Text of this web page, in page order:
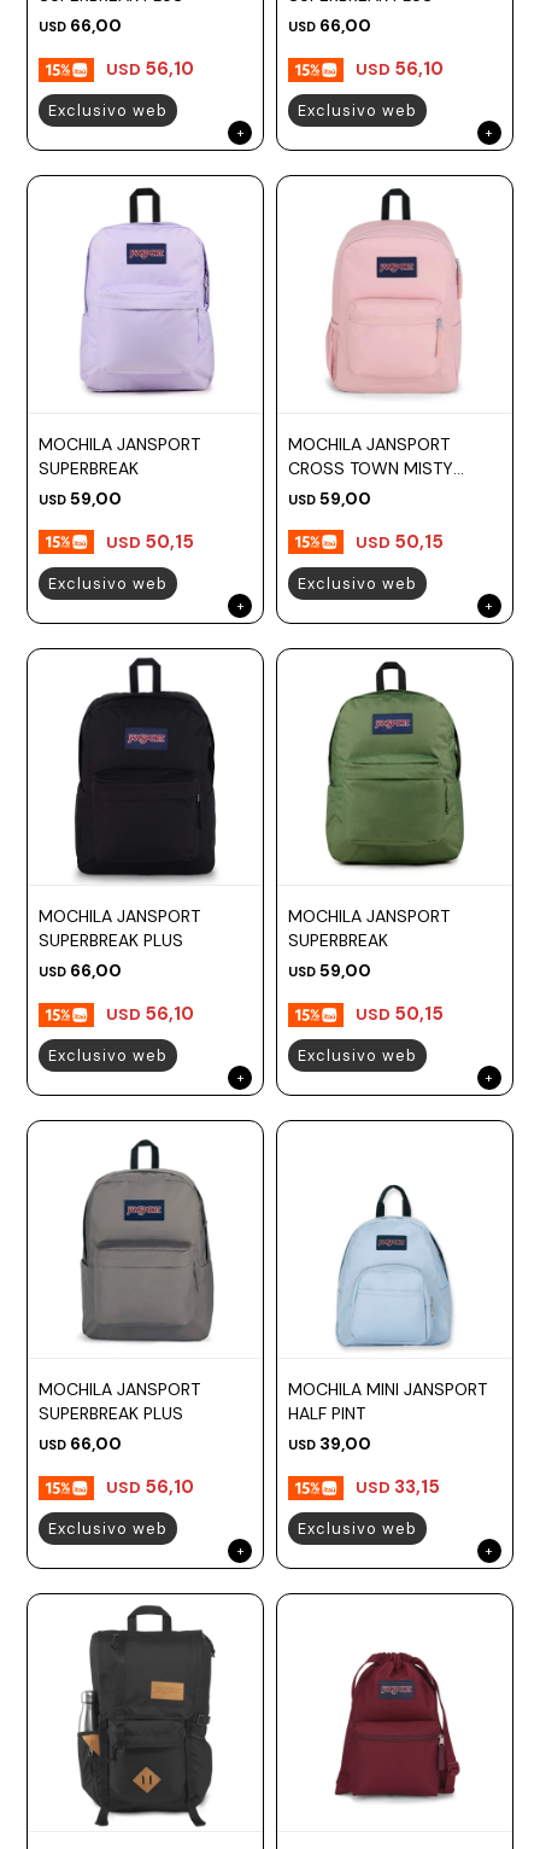
USD 66,00
USD 56,10
Exclusivo web
USD 66,00
USD 56,10
Exclusivo web
MOCHILA JANSPORT
SUPERBREAK
USD 59,00
USD 50,15
Exclusivo web
MOCHILA JANSPORT
CROSS TOWN MISTY
ROSE
USD 59,00
USD 50,15
Exclusivo web
MOCHILA JANSPORT
SUPERBREAK PLUS
USD 66,00
USD 56,10
Exclusivo web
MOCHILA JANSPORT
SUPERBREAK
USD 59,00
USD 50,15
Exclusivo web
MOCHILA JANSPORT
SUPERBREAK PLUS
USD 66,00
USD 56,10
Exclusivo web
MOCHILA MINI JANSPORT
HALF PINT
USD 39,00
USD 33,15
Exclusivo web
Prune
Mistral
Camelbak